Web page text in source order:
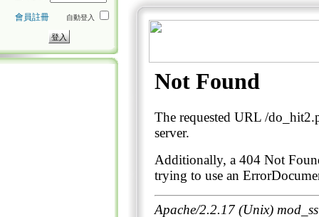
會員註冊 自動登入